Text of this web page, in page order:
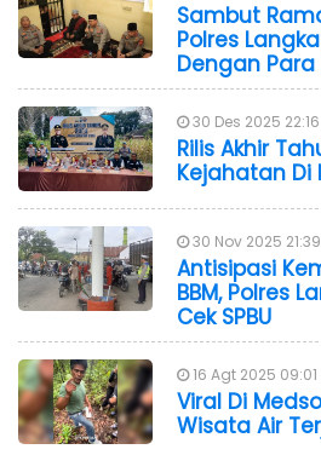
Sambut
Polres
Dengan
30 Des 2025 22:16
Rilis Akhir
Kejahatan Di
30 Nov 2025
Antisipasi
BBM, Polres
Cek SPBU
16 Agt 2025 09:01
Viral Di
Wisata Air